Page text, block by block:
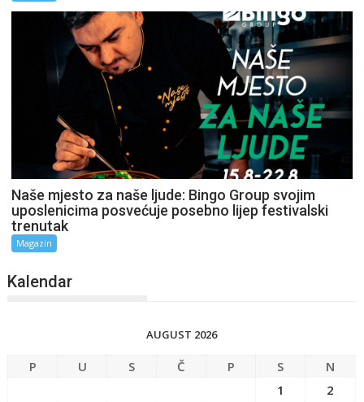
Naše mjesto za naše ljude: Bingo Group svojim
uposlenicima posvećuje posebno lijep festivalski
trenutak
Magazin
Kalendar
AUGUST 2026
P U S Č P S
N
1
2